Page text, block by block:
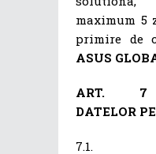
maximum 5
primire de
ASUS
ART. 7
DATELOR
7.1.